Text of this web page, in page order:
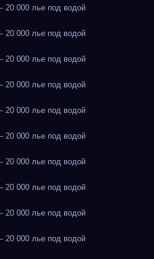
000 лье под водой
000 лье под водой
000 лье под водой
000 лье под водой
000 лье под водой
000 лье под водой
000 лье под водой
000 лье под водой
000 лье под водой
000 лье под водой